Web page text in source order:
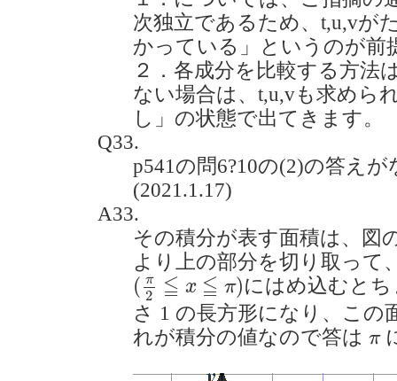
次独立であるため、t,u,vが
かっている」というのが前
２．各成分を比較する方法
ない場合は、t,u,vも求めら
し」の状態で出てきます。
Q33.
p541の問6?10の(2)の答え
(2021.1.17)
A33.
その積分が表す面積は、図
より上の部分を切り取って
( π
2 ≦ x ≦ π)
(π2 ≦x≦π)
にはめ込むと
さ 1 の長方形になり、この
れが積分の値なので答は π
π